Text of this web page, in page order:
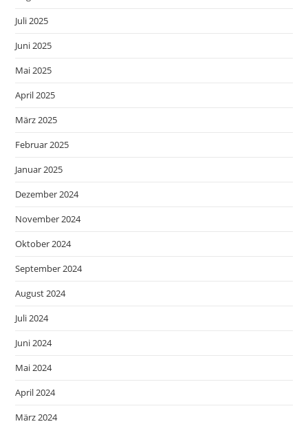
Juli 2025
Juni 2025
Mai 2025
April 2025
März 2025
Februar 2025
Januar 2025
Dezember 2024
November 2024
Oktober 2024
September 2024
August 2024
Juli 2024
Juni 2024
Mai 2024
April 2024
März 2024